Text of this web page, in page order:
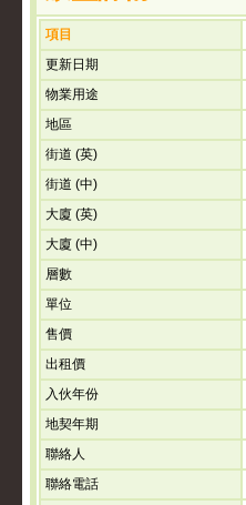
項目
更新日期
物業用途
地區
街道 (英)
街道 (中)
大廈 (英)
大廈 (中)
層數
單位
售價
出租價
入伙年份
地契年期
聯絡人
聯絡電話